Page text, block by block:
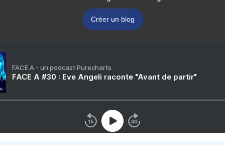
Créer un blog
FACE A - un podcast Purecharts
FACE A #30 : Eve Angeli raconte "Avant de partir"